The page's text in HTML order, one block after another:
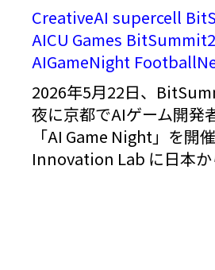
CreativeAI supercell
AICU Games
AIGameNight
2026年5月22日、
夜に京都でAIゲーム開発
「AI Game Night」を開
Innovation Lab に日本か